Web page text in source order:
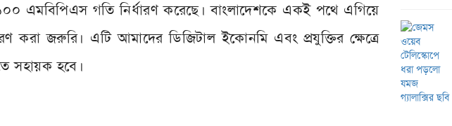
এমবিপিএস গতি নির্ধারণ করেছে। বাংলাদেশকে একই পথে এগিয়ে
করা জরুরি। এটি আমাদের ডিজিটাল ইকোনমি এবং প্রযুক্তির ক্ষেত্রে
সহায়ক হবে।